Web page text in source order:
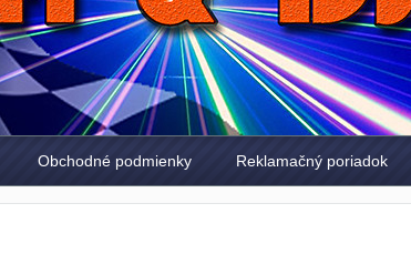
Obchodné podmienky Reklamačný poriadok